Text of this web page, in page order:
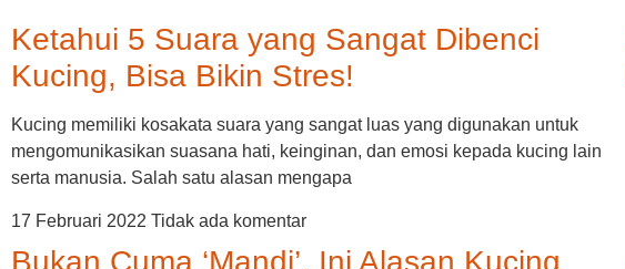
Ketahui 5 Suara yang Sangat Dibenci
Kucing, Bisa Bikin Stres!
Kucing memiliki kosakata suara yang sangat luas yang digunakan untuk
mengomunikasikan suasana hati, keinginan, dan emosi kepada kucing lain
serta manusia. Salah satu alasan mengapa
17 Februari 2022 Tidak ada komentar
Bukan Cuma ‘Mandi’, Ini Alasan Kucing